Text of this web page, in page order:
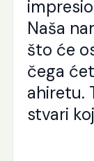
Naša
što će
čega
ahiretu.
stvari